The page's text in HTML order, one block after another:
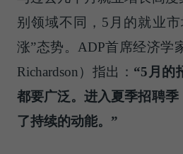
别领域不同，5月的就业
涨”态势。ADP首席经济学
Richardson）指出： “5月的
都要广泛。进入夏季招聘季
了持续的动能。”